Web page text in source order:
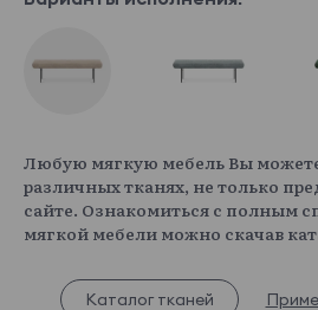
Любую мягкую мебель Вы можете
различных тканях, не только
сайте. Ознакомиться с полным
мягкой мебели можно скачав
Каталог тканей